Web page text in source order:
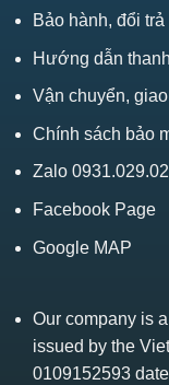
Bảo hành, đổi trả
Hướng dẫn
Vận chuyển,
Chính sách bảo
Zalo
Facebook Page
Google MAP
Our company is
issued by the
0109152593